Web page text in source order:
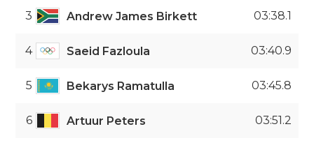
3 Andrew James Birkett 03:38.1
4 Saeid Fazloula 03:40.9
5 Bekarys Ramatulla 03:45.8
6 Artuur Peters 03:51.2